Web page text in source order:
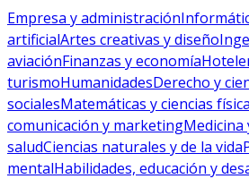
Empresa y administración
artificialArtes creativas y diseño
aviaciónFinanzas y economía
turismoHumanidadesDerecho y
socialesMatemáticas y ciencias
comunicación y marketingMedicina
saludCiencias naturales y de la vida
mentalHabilidades, educación y